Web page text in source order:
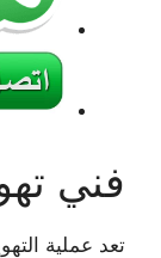
فني
تعد عملية